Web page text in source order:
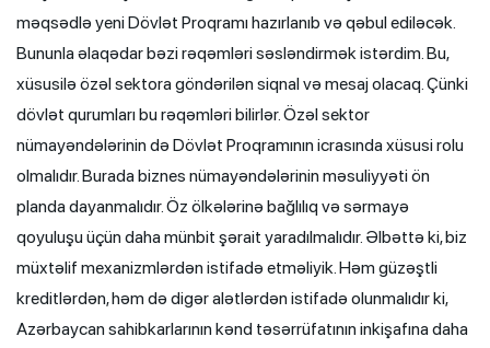
məqsədlə yeni Dövlət Proqramı hazırlanıb və qəbul ediləcək.
Bununla əlaqədar bəzi rəqəmləri səsləndirmək istərdim. Bu,
xüsusilə özəl sektora göndərilən siqnal və mesaj olacaq. Çünki
dövlət qurumları bu rəqəmləri bilirlər. Özəl sektor
nümayəndələrinin də Dövlət Proqramının icrasında xüsusi rolu
olmalıdır. Burada biznes nümayəndələrinin məsuliyyəti ön
planda dayanmalıdır. Öz ölkələrinə bağlılıq və sərmayə
qoyuluşu üçün daha münbit şərait yaradılmalıdır. Əlbəttə ki, biz
müxtəlif mexanizmlərdən istifadə etməliyik. Həm güzəştli
kreditlərdən, həm də digər alətlərdən istifadə olunmalıdır ki,
Azərbaycan sahibkarlarının kənd təsərrüfatının inkişafına daha